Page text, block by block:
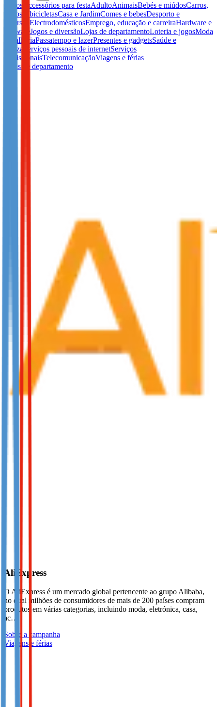
Todos Accessórios para festaAdultoAnimaisBebés e miúdosCarros,
motos e bicicletasCasa e JardimComes e bebesDesporto e
diversão ElectrodomésticosEmprego, educação e carreiraHardware e
softwareJogos e diversãoLojas de departamentoLoteria e jogosModa
e joalhariaPassatempo e lazerPresentes e gadgetsSaúde e
beleza
Serviços pessoais de internetServiços
profissionaisTelecomunicaçãoViagens e férias
Lojas de departamento
AliExpress
O AliExpress é um mercado global pertencente ao grupo Alibaba,
no qual milhões de consumidores de mais de 200 países compram
produtos em várias categorias, incluindo moda, eletrónica, casa,
ac…
Sobre a campanha
Viagens e férias